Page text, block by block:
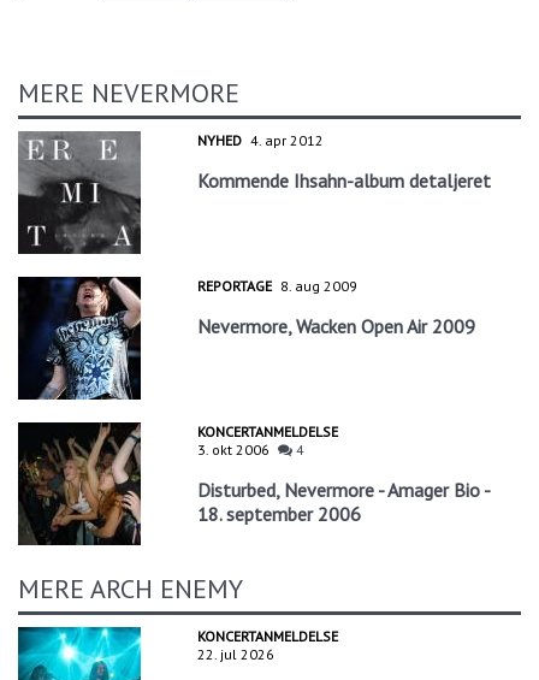
MERE NEVERMORE
NYHED 4. apr 2012
Kommende Ihsahn-album detaljeret
REPORTAGE 8. aug 2009
Nevermore, Wacken Open Air 2009
KONCERTANMELDELSE
3. okt 2006
4
Disturbed, Nevermore - Amager Bio -
18. september 2006
MERE ARCH ENEMY
KONCERTANMELDELSE
22. jul 2026